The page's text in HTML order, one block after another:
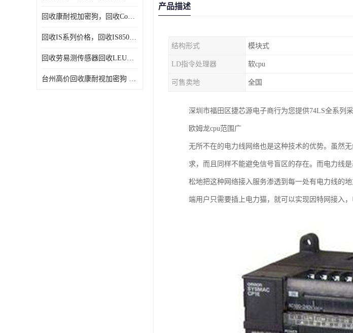
回收康耐视加密狗，回收Cognex加密狗，回收Cognex相机
回收IS系列价格，回收IS8505MP视觉，回收康耐视无包装相机
回收劳易测传感器回收LEUZE传感器
台州高价回收康耐视加密狗 收购康耐视加密狗 废旧回收
产品描述
结构形式 模块式
LD指令处理器 软cpu
可售卖地 全国
深圳市福田区捷芯源电子商行为您提供74LS全系列
欧姆龙cpu范围广
无所不在的电力线网络也是这种技术的优势。虽然
求，而且同样不能避免信号盲区的存在。而电力线
松地把这种网络接入服务渗透到每一处有电力线的
端用户只需要插上电力猫，就可以实现因特网接入